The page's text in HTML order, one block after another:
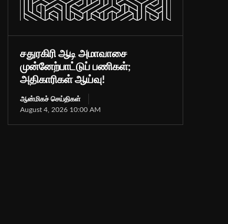
சதுரகிரி ஆடி அமாவாசை
முன்னேற்பாட்டுப் பணிகள்;
அதிகாரிகள் ஆய்வு!
ஆன்மிகச் செய்திகள்
August 4, 2026 10:00 AM